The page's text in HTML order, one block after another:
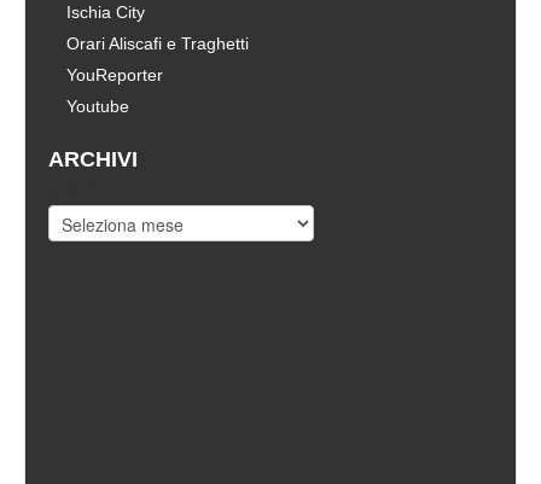
Ischia City
Orari Aliscafi e Traghetti
YouReporter
Youtube
ARCHIVI